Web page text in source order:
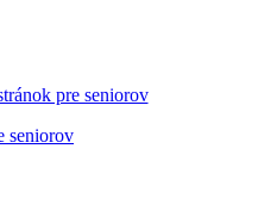
pre seniorov